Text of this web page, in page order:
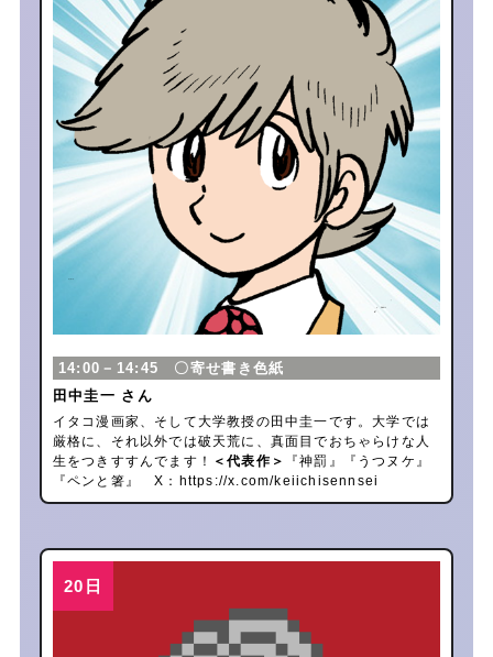
14:00－14:45 〇寄せ書き色紙
田中圭一 さん
イタコ漫画家、そして大学教授の田中圭一です。大学では
厳格に、それ以外では破天荒に、真面目でおちゃらけな人
生をつきすすんでます！
＜代表作＞
『神罰』『うつヌケ』
『ペンと箸』 X： https://x.com/keiichisennsei